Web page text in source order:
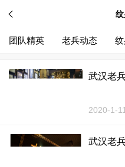
团队精英 老兵动态
武汉老
2020-1-
武汉老